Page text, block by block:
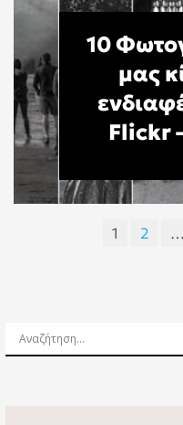
10
μας
Flickr
1 2 …